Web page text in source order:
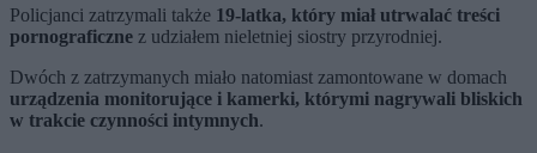
Policjanci zatrzymali także 19-latka, który miał utrwalać treści
pornograficzne z udziałem nieletniej siostry przyrodniej.
Dwóch z zatrzymanych miało natomiast zamontowane w domach
urządzenia monitorujące i kamerki, którymi nagrywali bliskich
w trakcie czynności intymnych.